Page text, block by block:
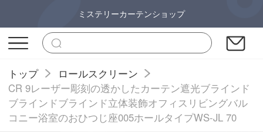
ミステリーカーテンショップ
トップ
ロールスクリーン
CR 9レーザー彫刻の透かしたカーテン遮光ブラインド
ブラインドブラインド立体装飾オフィスリビングバル
コニー浴室のおひつじ座005ホールタイプWS-JL 70